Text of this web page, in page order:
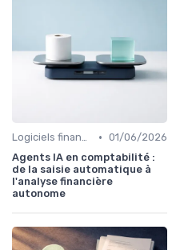
Logiciels financiers • 01/06/2026
Agents IA en comptabilité :
de la saisie automatique à
l'analyse financière
autonome